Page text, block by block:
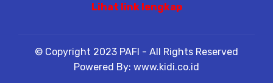
Lihat link lengkap
© Copyright 2023 PAFI - All Rights Reserved
Powered By: www.kidi.co.id